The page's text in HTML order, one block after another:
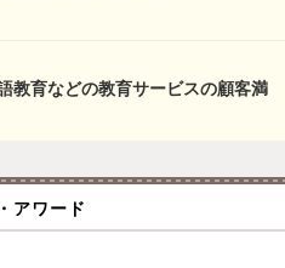
教育などの教育サービスの顧客満
アワード